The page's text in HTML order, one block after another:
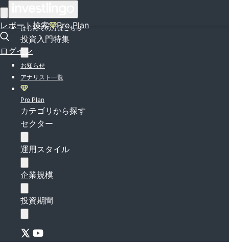
レポート検索 Pro Plan
ログイン
はじめての方はこちら
投資入門特集
お知らせ
アナリスト一覧
Pro Plan
カテゴリから探す
セクター
運用スタイル
企業規模
投資期間